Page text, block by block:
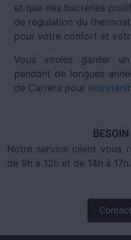
et que des bactéries
de régulation du
pour votre confort et
Vous voulez garder
pendant de longues
de Carrera pour
Notre service client vous
de 9h à 12h et de 14h à 17h.